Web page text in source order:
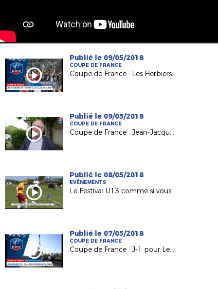
Publié le 09/05/2018
COUPE DE FRANCE
Coupe de France : Les Herbiers / PSG (0-2), le résumé
Publié le 09/05/2018
COUPE DE FRANCE
Coupe de France : Jean-Jacques Gazeau (Pdt District 85) derrière Les Herbiers VF
Publié le 08/05/2018
EVÉNEMENTS
Le Festival U13 comme si vous y étiez !
Publié le 07/05/2018
COUPE DE FRANCE
Coupe de France : J-1 pour Les Herbiers VF (National)